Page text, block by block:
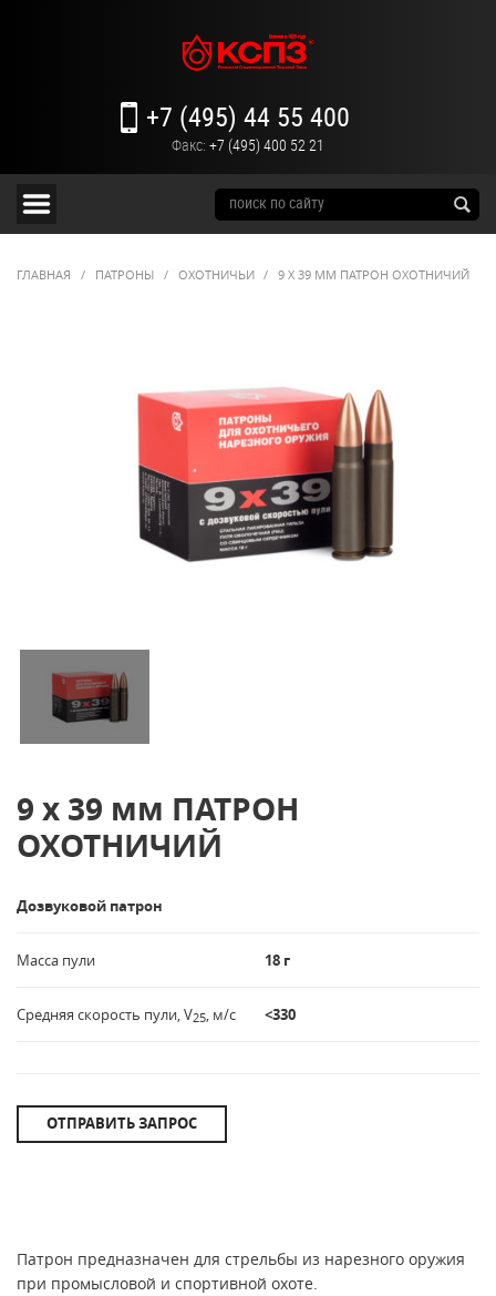
+7 (495) 44 55 400
Факс: +7 (495) 400 52 21
ГЛАВНАЯ / ПАТРОНЫ / ОХОТНИЧЬИ / 9 Х 39 ММ ПАТРОН ОХОТНИЧИЙ
9 х 39 мм ПАТРОН
ОХОТНИЧИЙ
Дозвуковой патрон
Масса пули 18 г
Средняя скорость пули, V25 , м/с <330
ОТПРАВИТЬ ЗАПРОС
Патрон предназначен для стрельбы из нарезного оружия
при промысловой и спортивной охоте.